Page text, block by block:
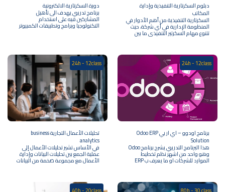
دبلوم السكرتارية التنفيذية وإدارة
المكاتب
السكرتارية التنفيذية من أهم الأدوار في
المنظومة الإدارية في أي شركة، حيث
تتنوع مهام السكرتير التنفيذي ما بين
مهام إدارية إشرافية ومهام تنفيذية،
وتكمن أهمية وظيفة السكرتير
التنفيذي في متابعة أعمال الإدارة،
واجراء الاتصالات الهاتفية، وتنظيم
الاجتماعات والمواعيد، وإعداد التقارير،
وغيرها الكثير من المهام التي تنظم
العمل بشكل كامل. وستتعلم في
دبلوم السكرتارية التنفيذية وإدارة
المكاتب كافة المهارات التي يجب على
السكرتير التنفيذي امتلاكها، كمهارات
الاتصال، والقدرة على تعدد المهام،
ومهارة إدارة الوقت، والقدرة على اتخاذ
القرارات وغيرها من المهارات التي تجعل
منك سكرتيرًا تنفيذيًا محترفًا.
دورة السكرتارية الالكترونية
برنامج تدريبي يهدف الى تأهيل
المشاركين فيه على استخدام
التكنولوجيا وبرامج وتطبيقات الكمبيوتر
في مجال السكرتارية وادارة المكاتب،
وتعريفهم على الإدارة الإلكترونية
الحديثة ومفهومها وكيفية تطبيقها
في اسلوب ادارتهم للمكاتب والقيام
باعمال السكرتارية.
24h - 12class
برنامج اودوو – اي ار بي Odoo ERP
Solution
هذا البرنامج التدريبي يشرح برنامج Odoo
وهو واحد من اشهر نظم تخطيط
الموارد للشركات او ما يعرف ب ERP
يحتوى هذا الكورس على مجموعة
تطبيقات المحاسبة والمبيعات
والمشتريات والمخزون
24h - 12class
تحليلات الأعمال التجارية business
analytics
في الأساس تشير تحليلات الأعمال إلى
عملية الجمع بين تحليلات البيانات وإدارة
الأعمال مع مجموعة ضخمة من البيانات
لاكتساب رؤى لتطوير خطط
يجعل دور محلل الأعمال أمرًا بالغ
الأهمية. إذ يُستخدم هذا الفرع كأداة